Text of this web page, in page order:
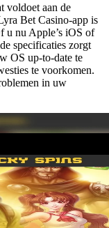
voldoet aan de
Bet Casino-app is
u nu Apple’s iOS of
specificaties zorgt
OS up-to-date te
te voorkomen.
in uw